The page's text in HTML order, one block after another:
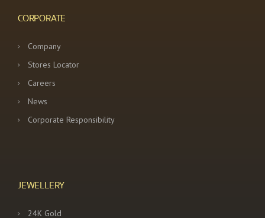
CORPORATE
Company
Stores Locator
Careers
News
Corporate Responsibility
JEWELLERY
24K Gold